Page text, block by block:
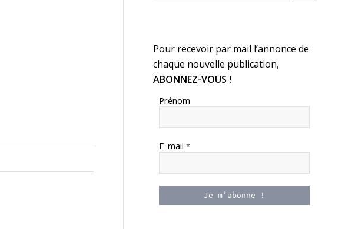
Pour recevoir par mail l’annonce de
chaque nouvelle publication,
ABONNEZ-VOUS !
Prénom
E-mail*